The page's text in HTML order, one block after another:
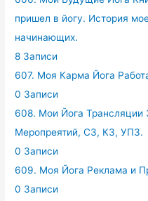
пришел в йогу. История
начинающих.
8 Записи
607. Моя Карма Йога
0 Записи
608. Мои Йога Трансляции
Меропреятий, СЗ, КЗ, УПЗ.
0 Записи
609. Моя Йога Реклама и
0 Записи